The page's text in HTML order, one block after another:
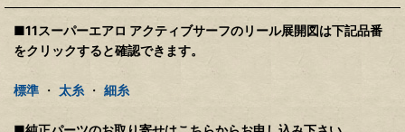
■11スーパーエアロ アクティブサーフのリール展開図は下記品番
をクリックすると確認できます。
標準 ・ 太糸 ・ 細糸